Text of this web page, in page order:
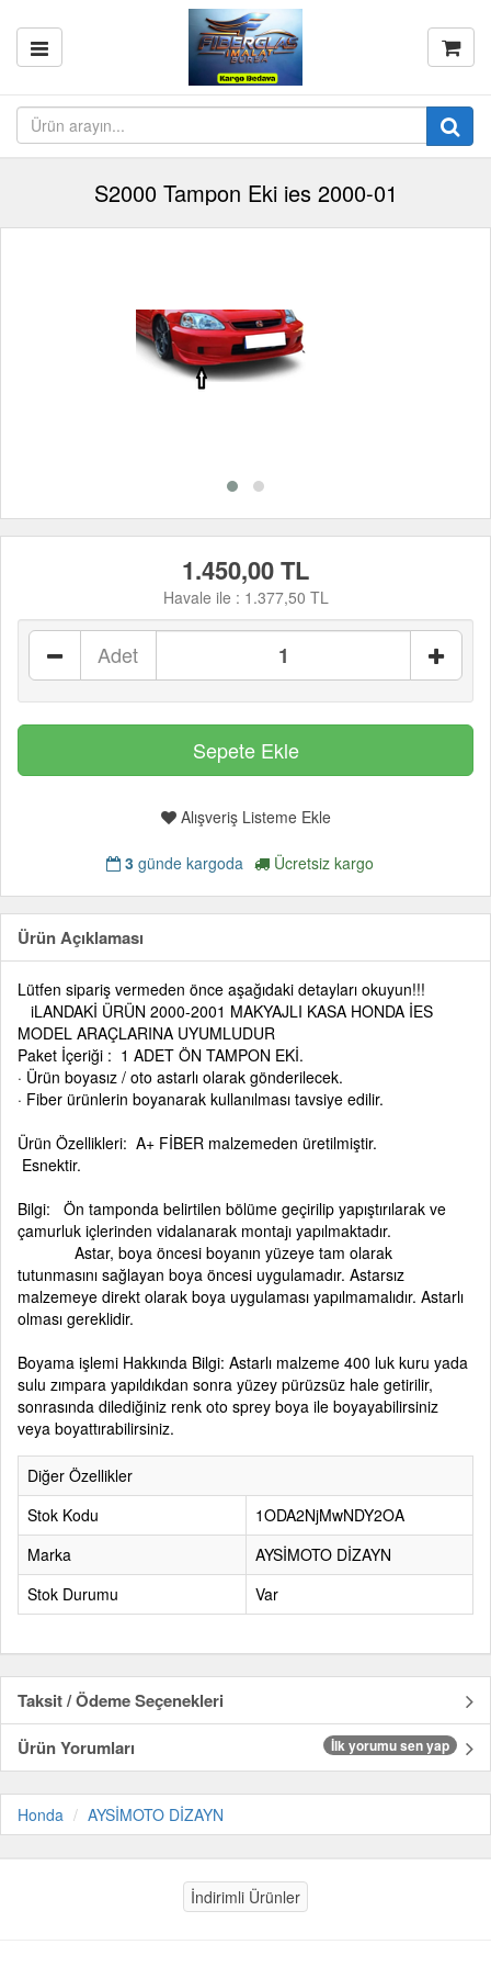
S2000 Tampon Eki ies 2000-01
1.450,00 TL
Havale ile : 1.377,50 TL
Adet
Alışveriş Listeme Ekle
3 günde kargoda Ücretsiz kargo
Ürün Açıklaması
Lütfen sipariş vermeden önce aşağıdaki detayları okuyun!!!
iLANDAKİ ÜRÜN 2000-2001 MAKYAJLI KASA HONDA İES
MODEL ARAÇLARINA UYUMLUDUR
Paket İçeriği : 1 ADET ÖN TAMPON EKİ.
· Ürün boyasız / oto astarlı olarak gönderilecek.
· Fiber ürünlerin boyanarak kullanılması tavsiye edilir.
Ürün Özellikleri: A+ FİBER malzemeden üretilmiştir.
Esnektir.
Bilgi: Ön tamponda belirtilen bölüme geçirilip yapıştırılarak ve
çamurluk içlerinden vidalanarak montajı yapılmaktadır.
Astar, boya öncesi boyanın yüzeye tam olarak
tutunmasını sağlayan boya öncesi uygulamadır. Astarsız
malzemeye direkt olarak boya uygulaması yapılmamalıdır. Astarlı
olması gereklidir.
Boyama işlemi Hakkında Bilgi: Astarlı malzeme 400 luk kuru yada
sulu zımpara yapıldıkdan sonra yüzey pürüzsüz hale getirilir,
sonrasında dilediğiniz renk oto sprey boya ile boyayabilirsiniz
veya boyattırabilirsiniz.
Diğer Özellikler
Stok Kodu
1ODA2NjMwNDY2OA
Marka
AYSİMOTO DİZAYN
Stok Durumu
Var
Taksit / Ödeme Seçenekleri
Ürün Yorumları
İlk yorumu sen yap
Honda AYSİMOTO DİZAYN
İndirimli Ürünler